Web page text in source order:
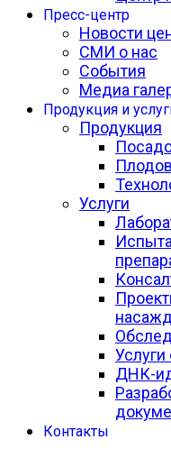
Пресс-центр
Новости
СМИ о нас
События
Медиа
Продукция и
Продукция
Услуги
Услуги
ДНК-
Контакты